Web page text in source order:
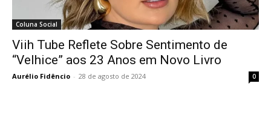
Coluna Social
Viih Tube Reflete Sobre Sentimento de
“Velhice” aos 23 Anos em Novo Livro
Aurélio Fidêncio - 28 de agosto de 2024 0